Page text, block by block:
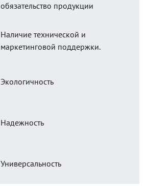
обязательство продукции
Наличие технической и
маркетинговой поддержки.
Экологичность
Надежность
Универсальность